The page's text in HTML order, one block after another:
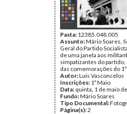
Pasta: 12385.048.005
Assunto:Mário Soares,
Geral do Partido
de uma janela aos
simpatizantes do partido,
das comemorações do
Autor:Luís Vasconcelos
Inscrições: 1º Maio
Data: quinta, 1 de maio
Fundo:Mário Soares
Tipo Documental:
Página(s):2